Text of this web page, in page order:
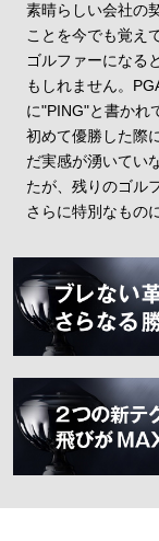
素晴らしい会社の
ことを今でも覚え
ゴルファーになる
もしれません。
に"PING"と書かれ
初めて優勝した際
だ実感が湧いてい
たが、残りのゴル
さらに特別なもの